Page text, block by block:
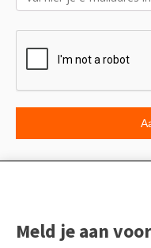
Meld je aan